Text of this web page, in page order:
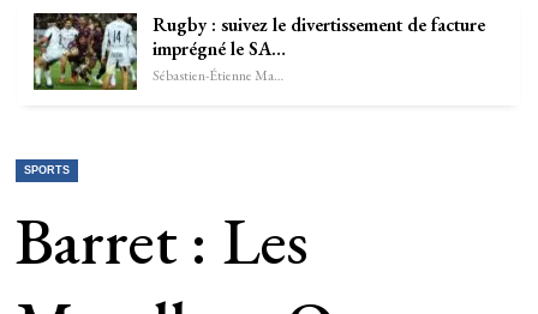
Rugby : suivez le divertissement de facture
imprégné le SA…
Sébastien-Étienne Marechal
SPORTS
Barret : Les